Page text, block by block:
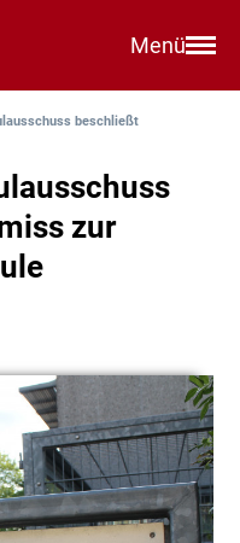
Menü
beschließt
zur